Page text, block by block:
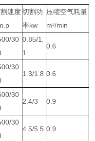
速度 切割功
率kw
压缩空气耗量
m³/min
30 0.85/1.
1
0.6
30
1.3/1.8 0.6
30
2.4/3 0.9
30
4.5/5.5 0.9